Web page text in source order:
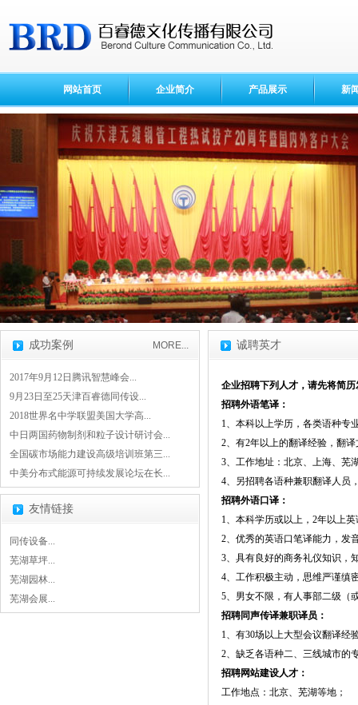
网站首页 企业简介 产品展示 新
成功案例 MORE...
2017年9月12日腾讯智慧峰会...
9月23日至25天津百睿德同传设...
2018世界名中学联盟美国大学高...
中日两国药物制剂和粒子设计研讨会...
全国碳市场能力建设高级培训班第三...
中美分布式能源可持续发展论坛在长...
友情链接
同传设备...
芜湖草坪...
芜湖园林...
芜湖会展...
诚聘英才
企业招聘下列人才，请先将简
招聘外语笔译：
1、本科以上学历，各类语种专
2、有2年以上的翻译经验，翻
3、工作地址：北京、上海、芜
4、另招聘各语种兼职翻译人员
招聘外语口译：
1、本科学历或以上，2年以上
2、优秀的英语口笔译能力，发
3、具有良好的商务礼仪知识，
4、工作积极主动，思维严谨缜
5、男女不限，有人事部二级（
招聘同声传译兼职译员：
1、有30场以上大型会议翻译经
2、缺乏各语种二、三线城市的
招聘网站建设人才：
工作地点：北京、芜湖等地；